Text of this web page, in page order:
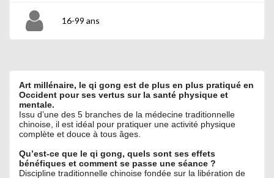
16-99 ans
Art millénaire, le qi gong est de plus en plus pratiqué en
Occident pour ses vertus sur la santé physique et
mentale.
Issu d’une des 5 branches de la médecine traditionnelle
chinoise, il est idéal pour pratiquer une activité physique
complète et douce à tous âges.
Qu’est-ce que le qi gong, quels sont ses effets
bénéfiques et comment se passe une séance ?
Discipline traditionnelle chinoise fondée sur la libération de